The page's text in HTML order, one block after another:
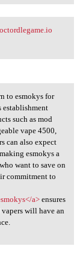
turn
to esmokys for
establishment
such as mod
vape 4500,
can also expect
esmokys a
want to save on
commitment to
a>ensures
will have an